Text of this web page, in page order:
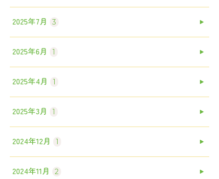
2025年7月 3
2025年6月 1
2025年4月 1
2025年3月 1
2024年12月 1
2024年11月 2